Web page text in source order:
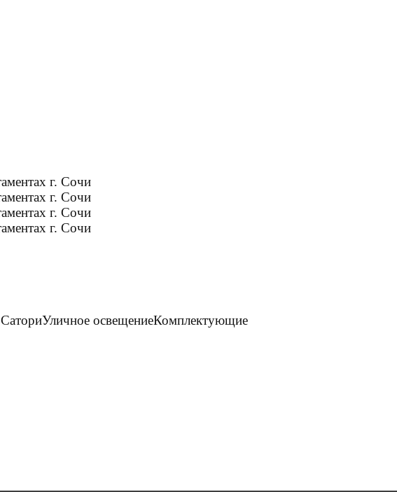
СаториУличное освещениеКомплектующие